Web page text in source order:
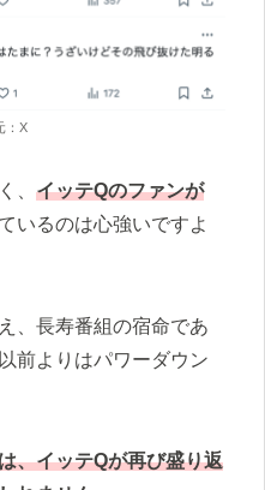
：X
、 イッテQのファンが
いるのは心強いですよ
、長寿番組の宿命であ
前よりはパワーダウン
、イッテQが再び盛り返